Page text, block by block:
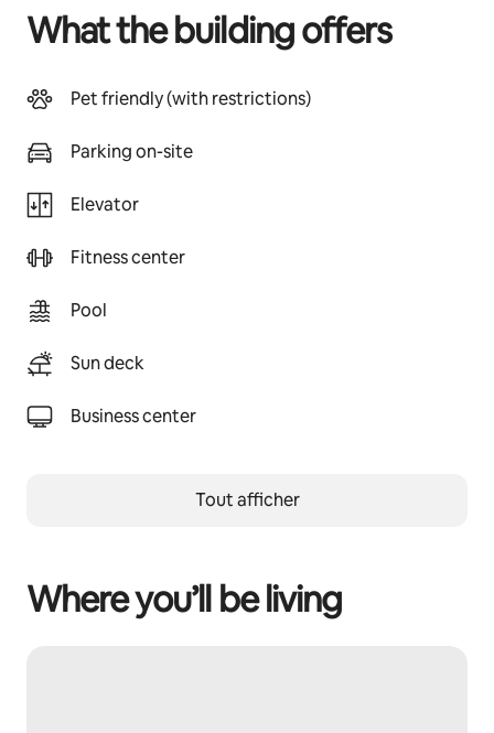
What the building offers
Pet friendly (with restrictions)
Parking on-site
Elevator
Fitness center
Pool
Sun deck
Business center
Tout afficher
Where you’ll be living